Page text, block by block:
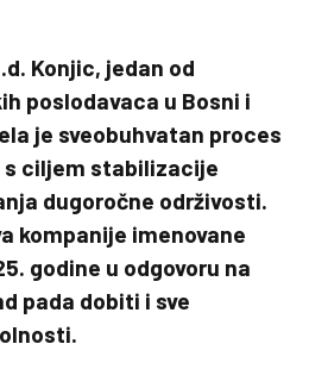
Konjic, jedan od
poslodavaca u Bosni i
je sveobuhvatan proces
ciljem stabilizacije
dugoročne održivosti.
kompanije imenovane
godine u odgovoru na
pada dobiti i sve